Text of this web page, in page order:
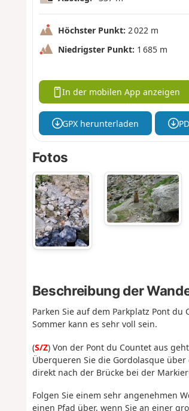
Höchster Punkt: 2 022 m
Niedrigster Punkt: 1 685 m
In der mobilen App anzeigen
GPX herunterladen
Fotos
Beschreibung der
Parken Sie auf dem Parkplatz Pont
Sommer kann es sehr voll sein.
(S/Z) Von der Pont du Countet aus
Überqueren Sie die Gordolasque
direkt nach der Brücke bei der
Folgen Sie einem sehr angenehmen
einen Pfad über, wenn Sie an einer